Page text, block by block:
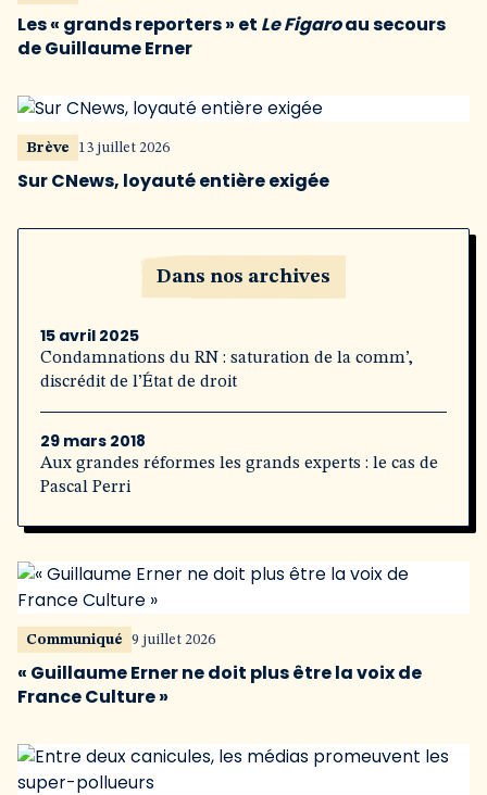
Les « grands reporters » et Le Figaroau secours
de Guillaume Erner
Brève 13 juillet 2026
Sur CNews, loyauté entière exigée
Dans nos archives
15 avril 2025
Condamnations du RN : saturation de la comm’,
discrédit de l’État de droit
29 mars 2018
Aux grandes réformes les grands experts : le cas de
Pascal Perri
Communiqué 9 juillet 2026
« Guillaume Erner ne doit plus être la voix de
France Culture »